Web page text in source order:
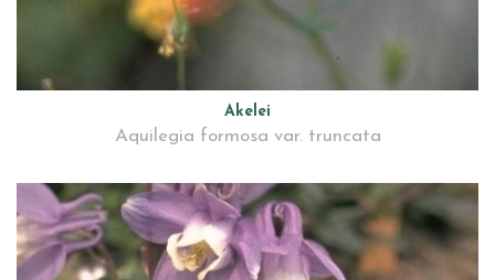
Akelei
Aquilegia formosa var. truncata